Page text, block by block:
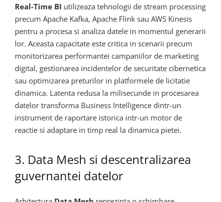
Real-Time BI utilizeaza tehnologii de stream processing
precum Apache Kafka, Apache Flink sau AWS Kinesis
pentru a procesa si analiza datele in momentul generarii
lor. Aceasta capacitate este critica in scenarii precum
monitorizarea performantei campaniilor de marketing
digital, gestionarea incidentelor de securitate cibernetica
sau optimizarea preturilor in platformele de licitatie
dinamica. Latenta redusa la milisecunde in procesarea
datelor transforma Business Intelligence dintr-un
instrument de raportare istorica intr-un motor de
reactie si adaptare in timp real la dinamica pietei.
3. Data Mesh si descentralizarea
guvernantei datelor